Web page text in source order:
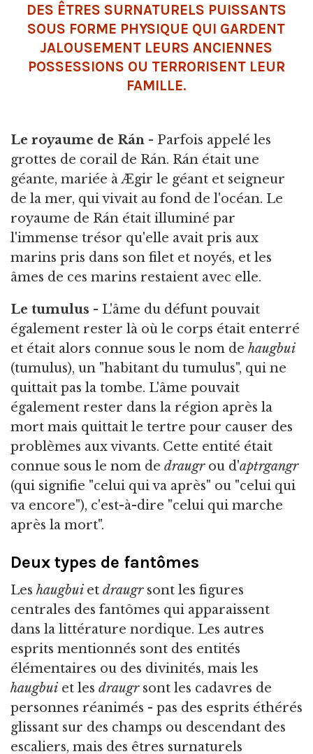
DES ÊTRES SURNATURELS PUISSANTS
SOUS FORME PHYSIQUE QUI GARDENT
JALOUSEMENT LEURS ANCIENNES
POSSESSIONS OU TERRORISENT LEUR
FAMILLE.
Le royaume de Rán - Parfois appelé les
grottes de corail de Rán. Rán était une
géante, mariée à Ægir le géant et seigneur
de la mer, qui vivait au fond de l'océan. Le
royaume de Rán était illuminé par
l'immense trésor qu'elle avait pris aux
marins pris dans son filet et noyés, et les
âmes de ces marins restaient avec elle.
Le tumulus - L'âme du défunt pouvait
également rester là où le corps était enterré
et était alors connue sous le nom de haugbui
(tumulus), un "habitant du tumulus", qui ne
quittait pas la tombe. L'âme pouvait
également rester dans la région après la
mort mais quittait le tertre pour causer des
problèmes aux vivants. Cette entité était
connue sous le nom de draugrou d'aptrgangr
(qui signifie "celui qui va après" ou "celui qui
va encore"), c'est-à-dire "celui qui marche
après la mort".
Deux types de fantômes
Les haugbui et draugrsont les figures
centrales des fantômes qui apparaissent
dans la littérature nordique. Les autres
esprits mentionnés sont des entités
élémentaires ou des divinités, mais les
haugbui et les draugrsont les cadavres de
personnes réanimés - pas des esprits éthérés
glissant sur des champs ou descendant des
escaliers, mais des êtres surnaturels